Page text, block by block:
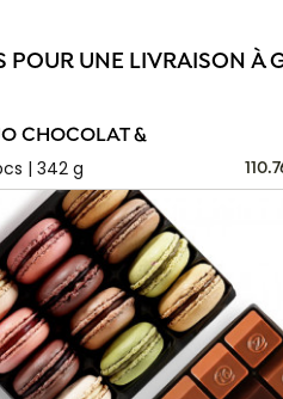
POUR UNE LIVRAISON À
CHOCOLAT &
| 342 g